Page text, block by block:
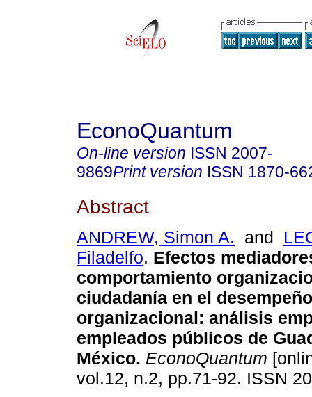
EconoQuantum
On-line version ISSN 2007-
9869Print version ISSN 1870-
Abstract
ANDREW, Simon A. and
Filadelfo. Efectos
comportamiento
ciudadanía en el desempeño
organizacional: análisis
empleados públicos de
México. EconoQuantum
vol.12, n.2, pp.71-92. ISSN